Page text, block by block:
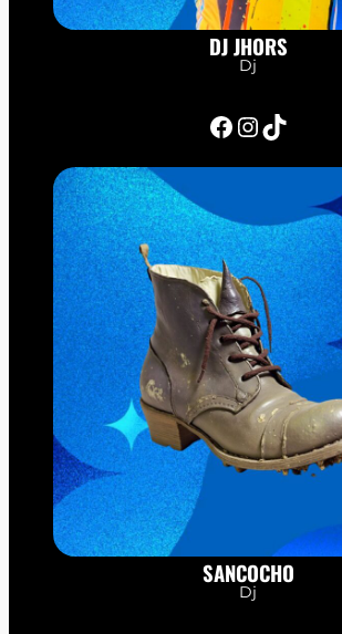
DJ JHORS
Dj
Facebook InstagramTikTok
SANCOCHO
Dj